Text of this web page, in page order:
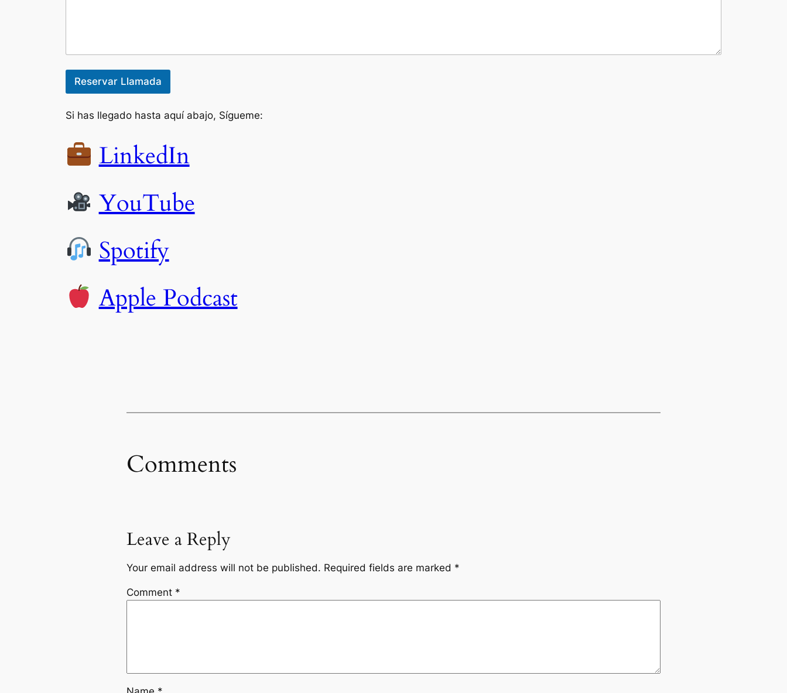
Reservar Llamada
Si has llegado hasta aquí abajo, Sígueme:
LinkedIn
YouTube
Spotify
Apple Podcast
Comments
Leave a Reply
Your email address will not be published. Required fields are marked *
Comment *